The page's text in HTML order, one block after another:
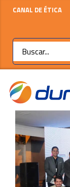
CANAL DE ÉTICA